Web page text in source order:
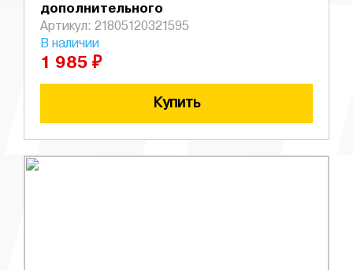
дополнительного
Артикул: 21805120321595
В наличии
1 985 ₽
Купить